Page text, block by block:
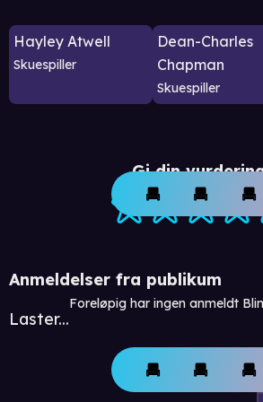
Hayley Atwell
Skuespiller
Dean-Charles
Chapman
Skuespiller
Gi din
Anmeldelser fra publikum
Laster...
Foreløpig har ingen anmeldt